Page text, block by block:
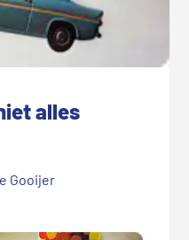
alles
Gooijer